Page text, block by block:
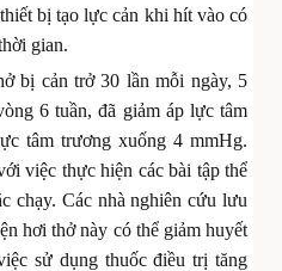
bị tạo lực cản khi hít vào có
gian.
bị cản trở 30 lần mỗi ngày, 5
6 tuần, đã giảm áp lực tâm
tâm trương xuống 4 mmHg.
việc thực hiện các bài tập thể
chạy. Các nhà nghiên cứu lưu
hơi thở này có thể giảm huyết
sử dụng thuốc điều trị tăng